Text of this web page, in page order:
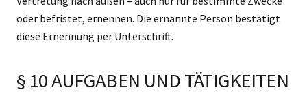
oder befristet, ernennen. Die ernannte Person bestätigt
diese Ernennung per Unterschrift.
§ 10 AUFGABEN UND TÄTIGKEITEN